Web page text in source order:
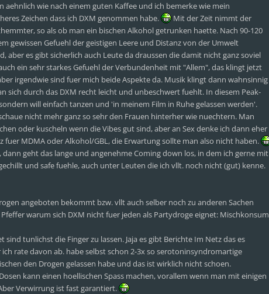
wie nach einem guten Kaffee und ich bemerke wie mein
Zeichen dass ich DXM genommen habe.
Mit der Zeit nimmt der
so als ob man ein bischen Alkohol getrunken haette. Nach 90-120
gewissen Gefuehl der geistigen Leere und Distanz von der Umwelt
aber es gibt sicherlich auch Leute da draussen die damit nicht ganz soviel
ein sehr starkes Gefuehl der Verbundenheit mit "Allem", das klingt jetzt
irgendwie sind fuer mich beide Aspekte da. Musik klingt dann wahnsinnig
sich durch das DXM recht leicht und unbeschwert fuehlt. In diesem Peak-
will einfach tanzen und 'in meinem Film in Ruhe gelassen werden'.
nicht mehr ganz so sehr den Frauen hinterher wie nuechtern. Man
oder kuscheln wenn die Vibes gut sind, aber an Sex denke ich dann eher
fuer MDMA oder Alkohol/GBL, die Erwartung sollte man also nicht haben.
geht das lange und angenehme Coming down los, in dem ich gerne mit
und safe fuehle, auch unter Leuten die ich vllt. noch nicht (gut) kenne.
angeboten bekommt bzw. vllt auch selber noch zu anderen Sachen
warum sich DXM nicht fuer jeden als Partydroge eignet: Mischkonsum
tunlichst die Finger zu lassen. Jaja es gibt Berichte Im Netz das es
rate davon ab. habe selbst schon 2-3x so serotoninsyndromartige
den Drogen gelassen habe und das ist wirklich nicht schoen.
kann einen hoellischen Spass machen, vorallem wenn man mit einigen
Verwirrung ist fast garantiert.